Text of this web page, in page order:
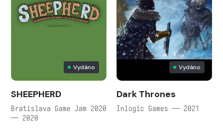
Vydáno
SHEEPHERD
Bratislava Game Jam 2020
— 2020
Vydáno
Dark Thrones
Inlogic Games — 2021